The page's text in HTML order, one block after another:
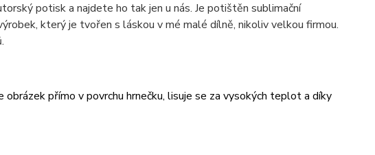
potisk a najdete ho tak jen u nás. Je potištěn sublimační
který je tvořen s láskou v mé malé dílně, nikoliv velkou firmou.
přímo v povrchu hrnečku, lisuje se za vysokých teplot a díky